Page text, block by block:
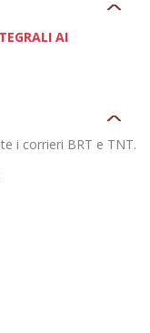
AI
i corrieri BRT e TNT.